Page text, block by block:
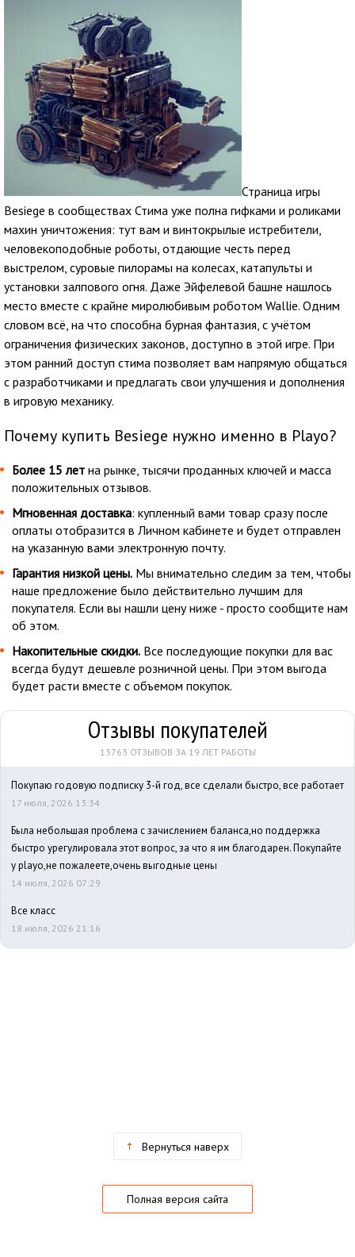
Страница игры
Besiege в сообществах Стима уже полна гифками и роликами
махин уничтожения: тут вам и винтокрылые истребители,
человекоподобные роботы, отдающие честь перед
выстрелом, суровые пилорамы на колесах, катапульты и
установки залпового огня. Даже Эйфелевой башне нашлось
место вместе с крайне миролюбивым роботом Wallie. Одним
словом всё, на что способна бурная фантазия, с учётом
ограничения физических законов, доступно в этой игре. При
этом ранний доступ стима позволяет вам напрямую общаться
с разработчиками и предлагать свои улучшения и дополнения
в игровую механику.
Почему купить Besiege нужно именно в Playo?
Более 15 лет на рынке, тысячи проданных ключей и масса
положительных отзывов.
Мгновенная доставка: купленный вами товар сразу после
оплаты отобразится в Личном кабинете и будет отправлен
на указанную вами электронную почту.
Гарантия низкой цены. Мы внимательно следим за тем, чтобы
наше предложение было действительно лучшим для
покупателя. Если вы нашли цену ниже - просто сообщите нам
об этом.
Накопительные скидки. Все последующие покупки для вас
всегда будут дешевле розничной цены. При этом выгода
будет расти вместе с объемом покупок.
Отзывы покупателей
13763 ОТЗЫВОВ ЗА 19 ЛЕТ РАБОТЫ
Покупаю годовую подписку 3-й год, все сделали быстро, все работает
17 июля, 2026 13:34
Была небольшая проблема с зачислением баланса,но поддержка
быстро урегулировала этот вопрос, за что я им благодарен. Покупайте
у playo,не пожалеете,очень выгодные цены
14 июля, 2026 07:29
Все класс
18 июля, 2026 21:16
Вернуться наверх
Полная версия сайта